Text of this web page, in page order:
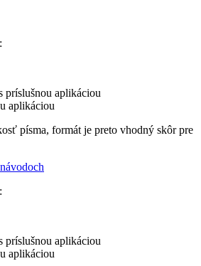
príslušnou aplikáciou
aplikáciou
písma, formát je preto vhodný skôr pre
príslušnou aplikáciou
aplikáciou